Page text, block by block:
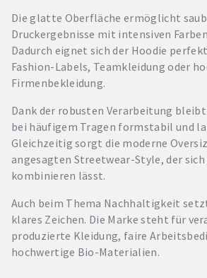
Die glatte Oberfläche ermöglicht
Druckergebnisse mit intensiven
Dadurch eignet sich der Hoodie
Fashion-Labels, Teamkleidung oder
Firmenbekleidung.
Dank der robusten Verarbeitung bleibt
bei häufigem Tragen formstabil und
Gleichzeitig sorgt die moderne
angesagten Streetwear-Style, der
kombinieren lässt.
Auch beim Thema Nachhaltigkeit
klares Zeichen. Die Marke steht für
produzierte Kleidung, faire
hochwertige Bio-Materialien.